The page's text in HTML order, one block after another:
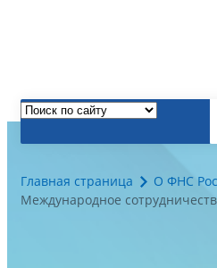
Главная страница
О ФНС
Международное